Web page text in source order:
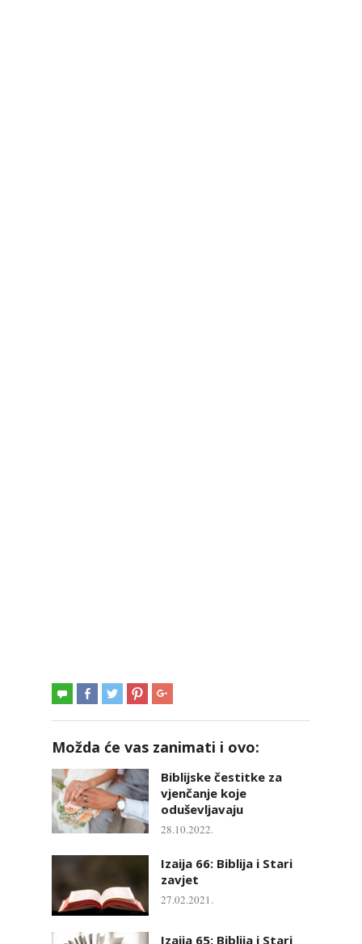
Možda će vas zanimati i ovo:
Biblijske čestitke za
vjenčanje koje
oduševljavaju
28.10.2022.
Izaija 66: Biblija i Stari
zavjet
27.02.2021.
Izaija 65: Biblija i Stari